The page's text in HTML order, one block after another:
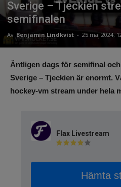
Sverige – Tjeckien
semifinalen
Av Benjamin Lindkvist - 25 maj 2024,
Äntligen dags för semifinal
Sverige – Tjeckien är enormt.
hockey-vm stream under hela
Flax Livestream
Hämta